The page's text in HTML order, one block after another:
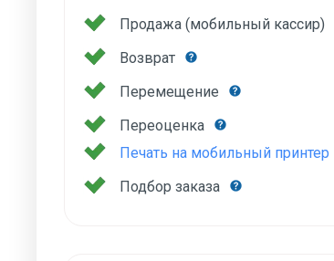
Продажа (мобильный кассир)
Возврат
Перемещение
Переоценка
Печать на мобильный принтер
Подбор заказа